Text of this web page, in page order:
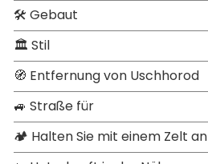
🛠 Gebaut
🏛 Stil
🧭 Entfernung von Uschhorod
🚙 Straße für
🏕 Halten Sie mit einem Zelt an